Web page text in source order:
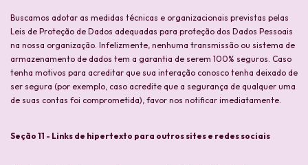
Buscamos adotar as medidas técnicas e organizacionais previstas pelas
Leis de Proteção de Dados adequadas para proteção dos Dados Pessoais
na nossa organização. Infelizmente, nenhuma transmissão ou sistema de
armazenamento de dados tem a garantia de serem 100% seguros. Caso
tenha motivos para acreditar que sua interação conosco tenha deixado de
ser segura (por exemplo, caso acredite que a segurança de qualquer uma
de suas contas foi comprometida), favor nos notificar imediatamente.
Seção 11 - Links de hipertexto para outros sites e redes sociais